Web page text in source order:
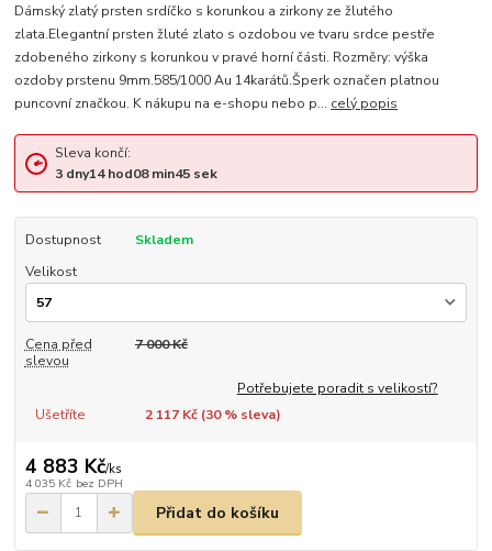
Dámský zlatý prsten srdíčko s korunkou a zirkony ze žlutého
zlata.Elegantní prsten žluté zlato s ozdobou ve tvaru srdce pestře
zdobeného zirkony s korunkou v pravé horní části. Rozměry: výška
ozdoby prstenu 9mm.585/1000 Au 14karátů.Šperk označen platnou
puncovní značkou. K nákupu na e-shopu nebo p... celý popis
Sleva končí:
3 dny14hod08min45sek
Dostupnost
Skladem
Velikost
Cena před
slevou
7 000 Kč
Potřebujete poradit s velikostí?
Ušetříte
2 117 Kč (30% sleva)
4 883 Kč/ks
4 035 Kč bez DPH
Přidat do košíku